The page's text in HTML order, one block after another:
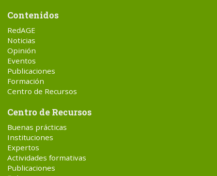
Contenidos
RedAGE
Noticias
Opinión
Eventos
Publicaciones
Formación
Centro de Recursos
Centro de Recursos
Buenas prácticas
Instituciones
Expertos
Actividades formativas
Publicaciones